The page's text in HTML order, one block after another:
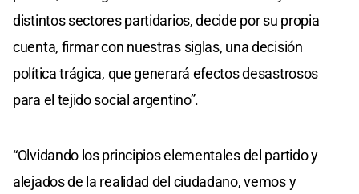
distintos sectores partidarios, decide por su propia
cuenta, firmar con nuestras siglas, una decisión
política trágica, que generará efectos desastrosos
para el tejido social argentino”.
“Olvidando los principios elementales del partido y
alejados de la realidad del ciudadano, vemos y